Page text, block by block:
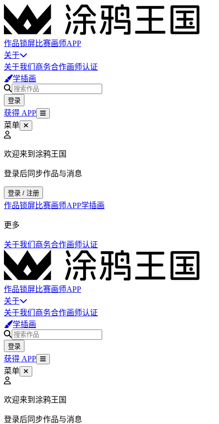
作品锁屏比赛画师APP
关于
关于我们 商务合作画师认证
学插画
登录
获得 APP
菜单
欢迎来到涂鸦王国
登录后同步作品与消息
登录 / 注册
作品锁屏比赛画师APP学插画
更多
关于我们 商务合作画师认证
作品锁屏比赛画师APP
关于
关于我们 商务合作画师认证
学插画
登录
获得 APP
菜单
欢迎来到涂鸦王国
登录后同步作品与消息